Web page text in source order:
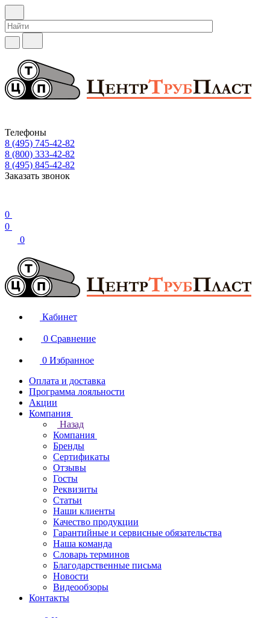
Телефоны
8 (495) 745-42-82
8 (800) 333-42-82
8 (495) 845-42-82
Заказать звонок
0
0
0
Кабинет
0 Сравнение
0 Избранное
Оплата и доставка
Программа лояльности
Акции
Компания
Назад
Компания
Бренды
Сертификаты
Отзывы
Госты
Реквизиты
Статьи
Наши клиенты
Качество продукции
Гарантийные и сервисные обязательства
Наша команда
Словарь терминов
Благодарственные письма
Новости
Видеообзоры
Контакты